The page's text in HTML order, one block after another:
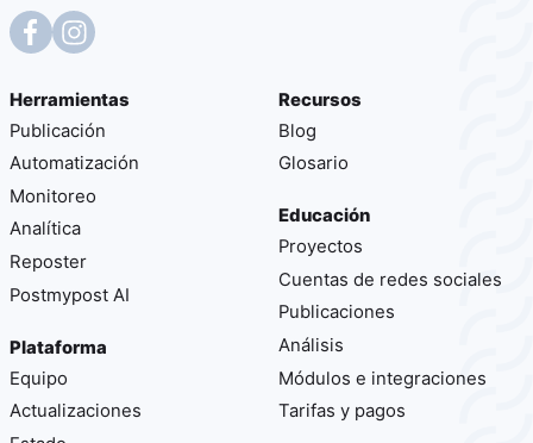
Herramientas
Publicación
Automatización
Monitoreo
Analítica
Reposter
Postmypost AI
Plataforma
Equipo
Actualizaciones
Recursos
Blog
Glosario
Educación
Proyectos
Cuentas de redes sociales
Publicaciones
Análisis
Módulos e integraciones
Tarifas y pagos